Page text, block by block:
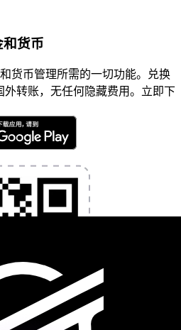
货币
货币管理所需的一切功能。兑换
转账，无任何隐藏费用。立即下